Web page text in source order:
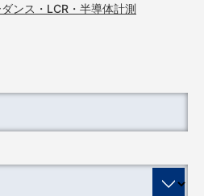
ンス・LCR・半導体計測